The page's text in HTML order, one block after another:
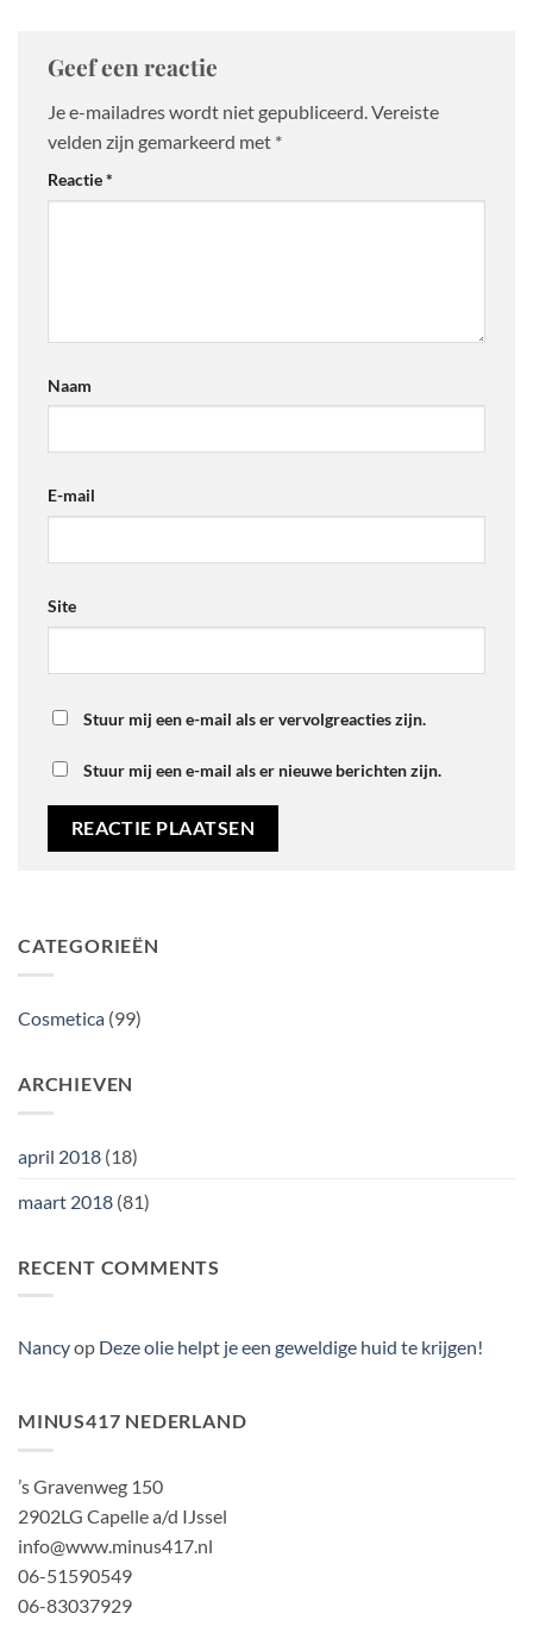
Geef een reactie
Je e-mailadres wordt niet gepubliceerd. Vereiste
velden zijn gemarkeerd met *
Reactie*
Naam
E-mail
Site
Stuur mij een e-mail als er vervolgreacties zijn.
Stuur mij een e-mail als er nieuwe berichten zijn.
CATEGORIEËN
Cosmetica (99)
ARCHIEVEN
april 2018 (18)
maart 2018 (81)
RECENT COMMENTS
Nancyop Deze olie helpt je een geweldige huid te krijgen!
MINUS417 NEDERLAND
’s Gravenweg 150
2902LG Capelle a/d IJssel
info@www.minus417.nl
06-51590549
06-83037929